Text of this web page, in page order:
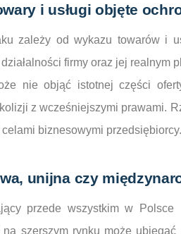
i usługi objęte
zależy od wykazu towarów i
firmy oraz jej realnym
nie objąć istotnej części
z wcześniejszymi prawami.
biznesowymi przedsiębiorcy.
unijna czy
przede wszystkim w
na szerszym rynku może